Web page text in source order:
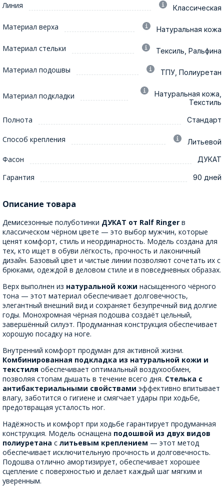
Линия Классическая
Материал верха Натуральная кожа
Материал стельки Тексиль, Ральфина
Материал подошвы ТПУ, Полиуретан
Материал подкладки
Натуральная кожа,
Текстиль
Полнота Стандарт
Способ крепления Литьевой
Фасон ДУКАТ
Гарантия 90 дней
Описание товара
Демисезонные полуботинки ДУКАТ от Ralf Ringer в
классическом чёрном цвете — это выбор мужчин, которые
ценят комфорт, стиль и неординарность. Модель создана для
тех, кто ищет в обуви лёгкость, прочность и лаконичный
дизайн. Базовый цвет и чистые линии позволяют сочетать их с
брюками, одеждой в деловом стиле и в повседневных образах.
Верх выполнен из натуральной кожи насыщенного чёрного
тона — этот материал обеспечивает долговечность,
элегантный внешний вид и сохраняет безупречный вид долгие
годы. Монохромная чёрная подошва создаёт цельный,
завершённый силуэт. Продуманная конструкция обеспечивает
хорошую посадку на ноге.
Внутренний комфорт продуман для активной жизни.
Комбинированная подкладка из натуральной кожи и
текстиля обеспечивает оптимальный воздухообмен,
позволяя стопам дышать в течение всего дня. Стелька с
антибактериальными свойствами эффективно впитывает
влагу, заботится о гигиене и смягчает удары при ходьбе,
предотвращая усталость ног.
Надёжность и комфорт при ходьбе гарантирует продуманная
конструкция. Модель оснащена подошвой из двух видов
полиуретана с литьевым креплением — этот метод
обеспечивает исключительную прочность и долговечность.
Подошва отлично амортизирует, обеспечивает хорошее
сцепление с поверхностью и делает каждый шаг мягким и
уверенным.